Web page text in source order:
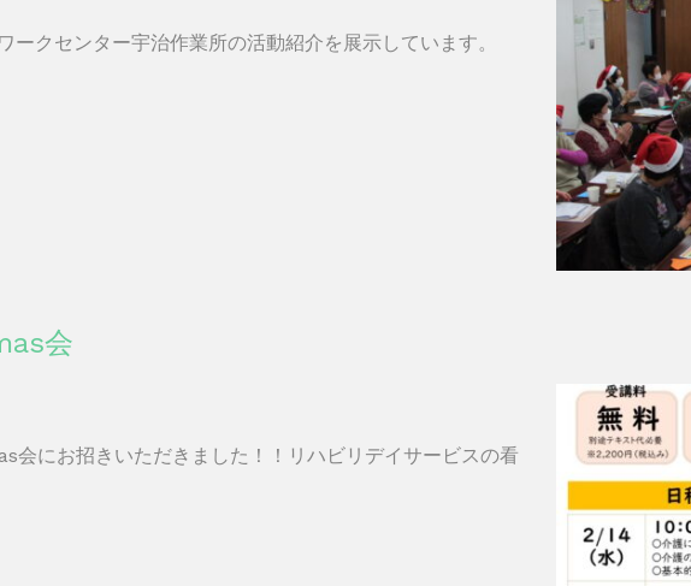
ークセンター宇治作業所の活動紹介を展示しています。
会
会にお招きいただきました！！リハビリデイサービスの看